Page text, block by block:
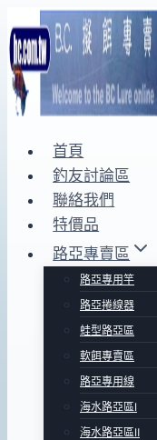
to
content
首頁
釣友討論區
聯絡我們
特價品
路亞專賣區
路亞專用竿
路亞捲線器
蛙型路亞區
軟餌專賣區
路亞專用線
海水路亞區Ⅰ
海水路亞區Ⅱ